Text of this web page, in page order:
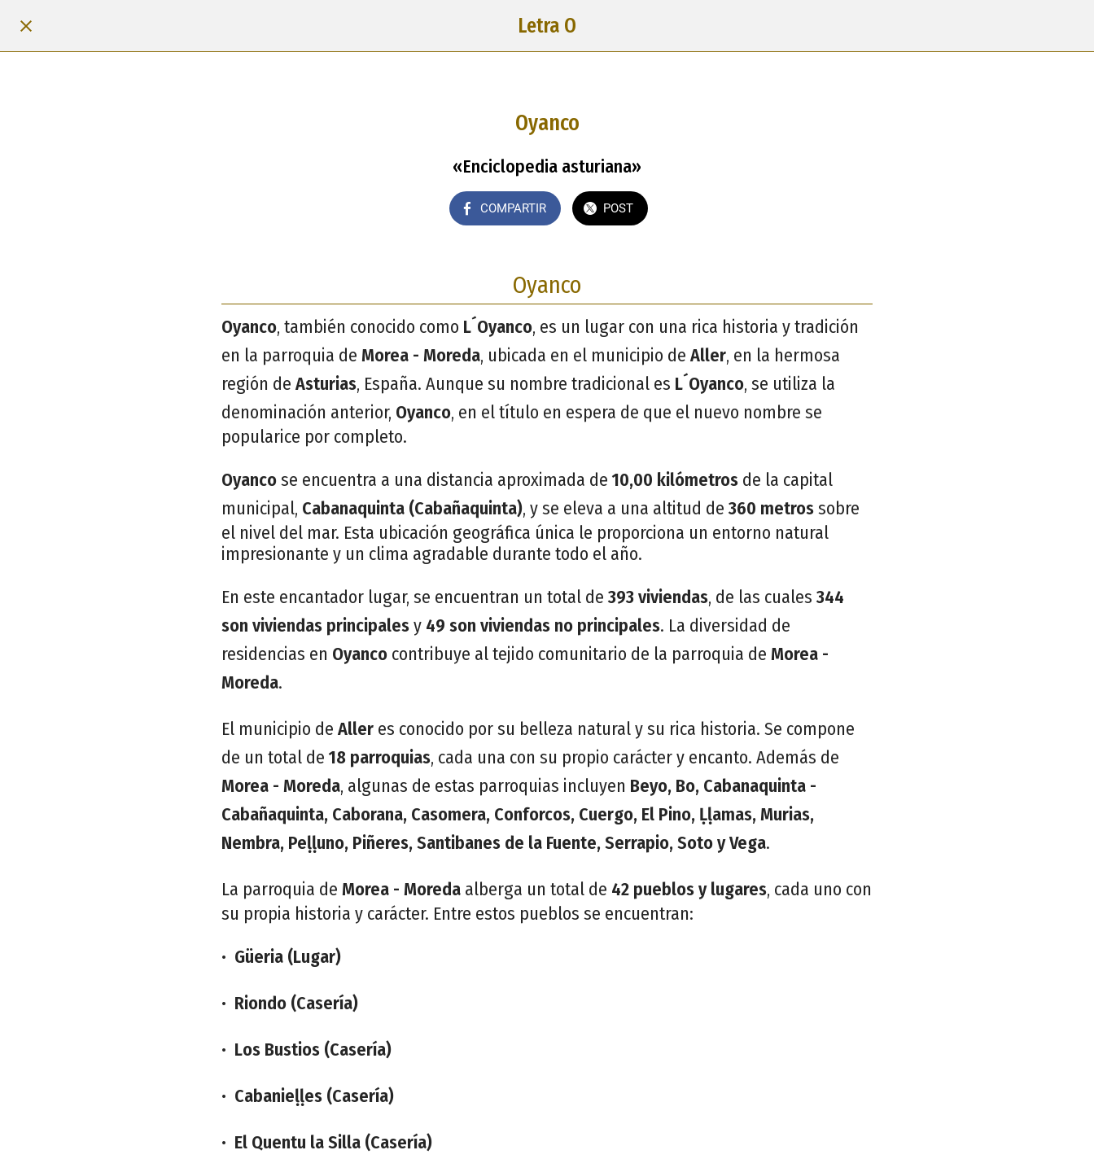
Letra O
Oyanco
«Enciclopedia asturiana»
COMPARTIR POST
Oyanco
Oyanco, también conocido como L´Oyanco, es un lugar con una rica historia y tradición
en la parroquia de Morea - Moreda, ubicada en el municipio de Aller, en la hermosa
región de Asturias, España. Aunque su nombre tradicional es L´Oyanco, se utiliza la
denominación anterior, Oyanco, en el título en espera de que el nuevo nombre se
popularice por completo.
Oyancose encuentra a una distancia aproximada de 10,00 kilómetros de la capital
municipal, Cabanaquinta (Cabañaquinta), y se eleva a una altitud de 360 metrossobre
el nivel del mar. Esta ubicación geográfica única le proporciona un entorno natural
impresionante y un clima agradable durante todo el año.
En este encantador lugar, se encuentran un total de 393 viviendas, de las cuales 344
son viviendas principalesy 49 son viviendas no principales. La diversidad de
residencias en Oyanco contribuye al tejido comunitario de la parroquia de Morea -
Moreda.
El municipio de Aller es conocido por su belleza natural y su rica historia. Se compone
de un total de 18 parroquias, cada una con su propio carácter y encanto. Además de
Morea - Moreda, algunas de estas parroquias incluyen Beyo, Bo, Cabanaquinta -
Cabañaquinta, Caborana, Casomera, Conforcos, Cuergo, El Pino, Ḷḷamas, Murias,
Nembra, Peḷḷuno, Piñeres, Santibanes de la Fuente, Serrapio, Soto y Vega.
La parroquia de Morea - Moreda alberga un total de 42 pueblos y lugares, cada uno con
su propia historia y carácter. Entre estos pueblos se encuentran:
• Güeria (Lugar)
• Riondo (Casería)
• Los Bustios (Casería)
• Cabanieḷḷes (Casería)
• El Quentu la Silla (Casería)